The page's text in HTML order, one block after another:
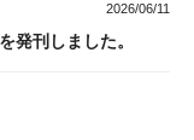
2026/06/11
発刊しました。